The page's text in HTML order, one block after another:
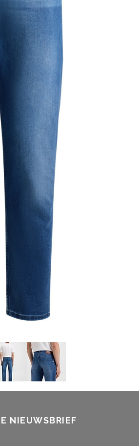
NIEUWSBRIEF